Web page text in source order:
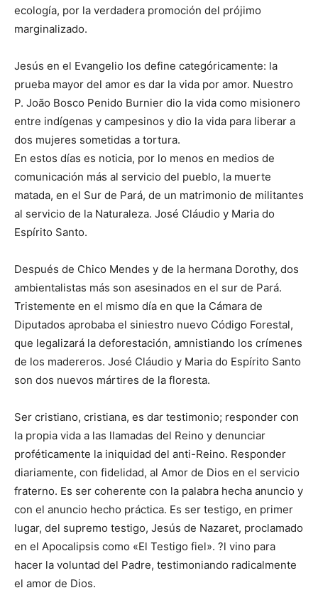
ecología, por la verdadera promoción del prójimo
marginalizado.
Jesús en el Evangelio los define categóricamente: la
prueba mayor del amor es dar la vida por amor. Nuestro
P. João Bosco Penido Burnier dio la vida como misionero
entre indígenas y campesinos y dio la vida para liberar a
dos mujeres sometidas a tortura.
En estos días es noticia, por lo menos en medios de
comunicación más al servicio del pueblo, la muerte
matada, en el Sur de Pará, de un matrimonio de militantes
al servicio de la Naturaleza. José Cláudio y Maria do
Espírito Santo.
Después de Chico Mendes y de la hermana Dorothy, dos
ambientalistas más son asesinados en el sur de Pará.
Tristemente en el mismo día en que la Cámara de
Diputados aprobaba el siniestro nuevo Código Forestal,
que legalizará la deforestación, amnistiando los crímenes
de los madereros. José Cláudio y Maria do Espírito Santo
son dos nuevos mártires de la floresta.
Ser cristiano, cristiana, es dar testimonio; responder con
la propia vida a las llamadas del Reino y denunciar
proféticamente la iniquidad del anti-Reino. Responder
diariamente, con fidelidad, al Amor de Dios en el servicio
fraterno. Es ser coherente con la palabra hecha anuncio y
con el anuncio hecho práctica. Es ser testigo, en primer
lugar, del supremo testigo, Jesús de Nazaret, proclamado
en el Apocalipsis como «El Testigo fiel». ?l vino para
hacer la voluntad del Padre, testimoniando radicalmente
el amor de Dios.